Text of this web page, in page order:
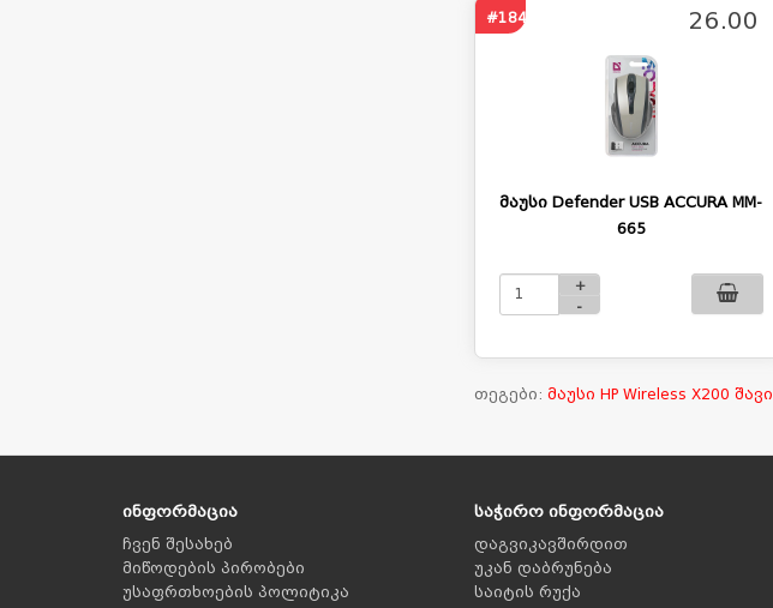
#1841 26.00
მაუსი Defender USB ACCURA MM-
665
+
-
თეგები: მაუსი HP Wireless X200 შავი
ინფორმაცია
ჩვენ შესახებ
მიწოდების პირობები
უსაფრთხოების პოლიტიკა
საჭირო ინფორმაცია
დაგვიკავშირდით
უკან დაბრუნება
საიტის რუქა